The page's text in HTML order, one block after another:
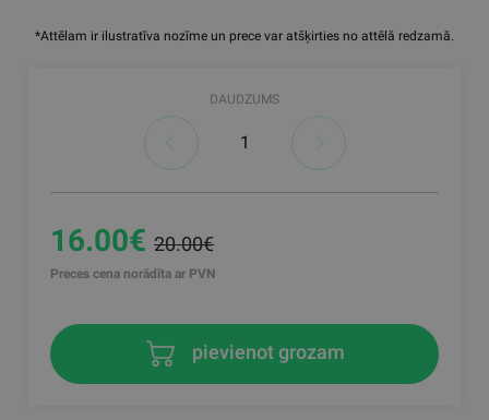
*Attēlam ir ilustratīva nozīme un prece var atšķirties no attēlā redzamā.
DAUDZUMS
16.00€20.00€
Preces cena norādīta ar PVN
pievienot grozam